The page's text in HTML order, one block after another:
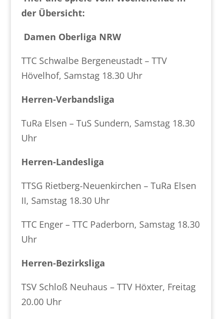
der Übersicht:
Damen Oberliga NRW
TTC Schwalbe Bergeneustadt – TTV
Hövelhof, Samstag 18.30 Uhr
Herren-Verbandsliga
TuRa Elsen – TuS Sundern, Samstag 18.30
Uhr
Herren-Landesliga
TTSG Rietberg-Neuenkirchen – TuRa Elsen
II, Samstag 18.30 Uhr
TTC Enger – TTC Paderborn, Samstag 18.30
Uhr
Herren-Bezirksliga
TSV Schloß Neuhaus – TTV Höxter, Freitag
20.00 Uhr